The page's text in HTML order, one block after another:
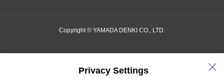
Copyright © YAMADA DENKI CO., LTD.
Privacy Settings
商品検索・お問い合わせ